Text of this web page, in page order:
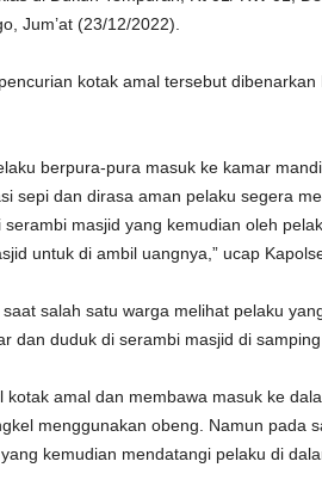
Jum’at (23/12/2022).
kotak amal tersebut dibenarkan
berpura-pura masuk ke kamar
sepi dan dirasa aman pelaku segera
masjid yang kemudian oleh
untuk di ambil uangnya,” ucap
salah satu warga melihat pelaku
dan duduk di serambi masjid di samping
amal dan membawa masuk ke
menggunakan obeng. Namun pada
kemudian mendatangi pelaku di